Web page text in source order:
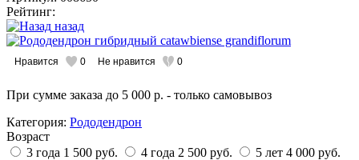
Рейтинг:
назад
Нравится 0 Не нравится 0
При сумме заказа до 5 000 р. - только самовывоз
Категория: Рододендрон
Возраст
3 года 1 500 руб. 4 года 2 500 руб. 5 лет 4 000 руб.